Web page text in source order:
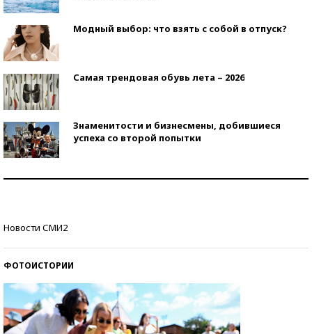
Модный выбор: что взять с собой в отпуск?
Самая трендовая обувь лета – 2026
Знаменитости и бизнесмены, добившиеся
успеха со второй попытки
Новости СМИ2
ФОТОИСТОРИИ